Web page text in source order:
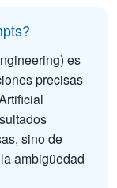
es
precisas
sino de
ambigüedad